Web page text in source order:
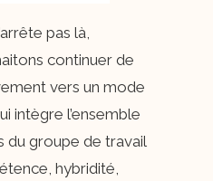
pas là,
continuer de
vers un mode
intègre l’ensemble
du groupe de travail
hybridité,